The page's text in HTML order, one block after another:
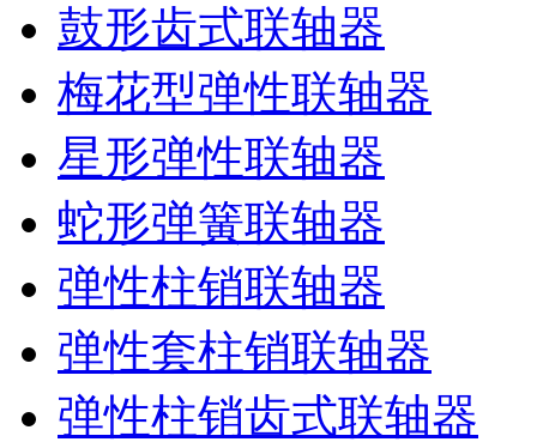
鼓形齿式联轴器
梅花型弹性联轴器
星形弹性联轴器
蛇形弹簧联轴器
弹性柱销联轴器
弹性套柱销联轴器
弹性柱销齿式联轴器